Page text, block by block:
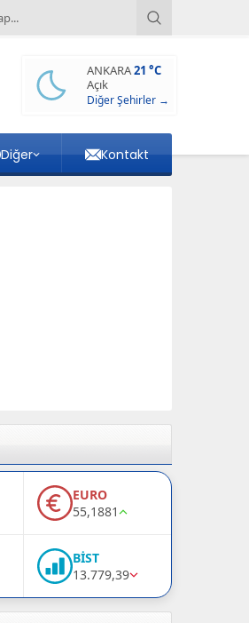
ANKARA21 °C
Açık
Diğer Şehirler →
Diğer Kontakt
EURO
55,1881
BİST
13.779,39